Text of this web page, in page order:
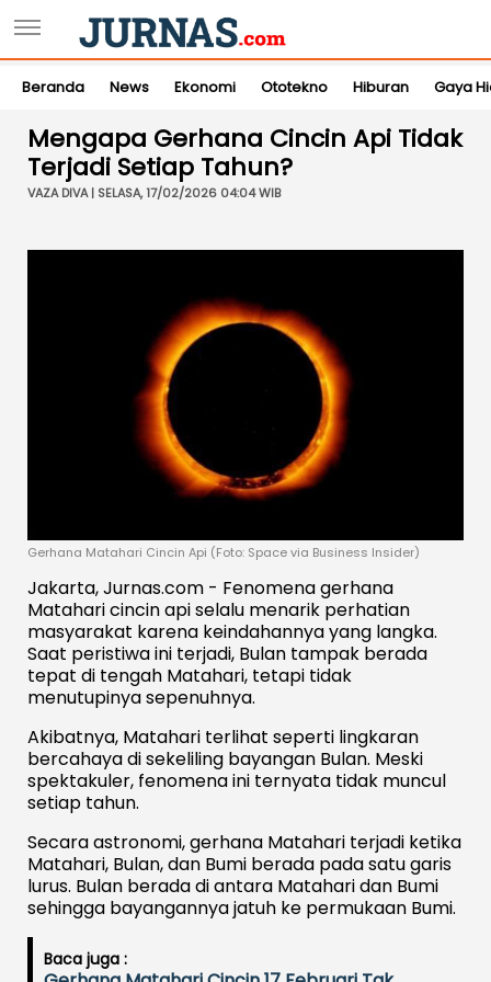
Beranda News Ekonomi Ototekno Hiburan Gaya
Mengapa Gerhana Cincin Api Tidak
Terjadi Setiap Tahun?
VAZA DIVA | SELASA, 17/02/2026 04:04 WIB
Gerhana Matahari Cincin Api (Foto: Space via Business Insider)
Jakarta, Jurnas.com - Fenomena gerhana
Matahari cincin api selalu menarik perhatian
masyarakat karena keindahannya yang langka.
Saat peristiwa ini terjadi, Bulan tampak berada
tepat di tengah Matahari, tetapi tidak
menutupinya sepenuhnya.
Akibatnya, Matahari terlihat seperti lingkaran
bercahaya di sekeliling bayangan Bulan. Meski
spektakuler, fenomena ini ternyata tidak muncul
setiap tahun.
Secara astronomi, gerhana Matahari terjadi ketika
Matahari, Bulan, dan Bumi berada pada satu garis
lurus. Bulan berada di antara Matahari dan Bumi
sehingga bayangannya jatuh ke permukaan Bumi.
Baca juga :